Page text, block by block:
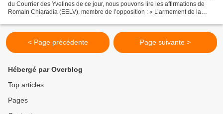
du Courrier des Yvelines de ce jour, nous pouvons lire les affirmations de
Romain Chiaradia (EELV), membre de l’opposition : « L’armement de la
< Page précédente Page suivante >
Hébergé par Overblog
Top articles
Pages